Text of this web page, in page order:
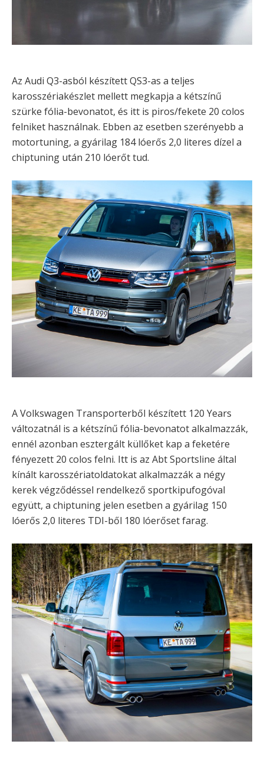
Az Audi Q3-asból készített QS3-as a teljes
karosszériakészlet mellett megkapja a kétszínű
szürke fólia-bevonatot, és itt is piros/fekete 20 colos
felniket használnak. Ebben az esetben szerényebb a
motortuning, a gyárilag 184 lóerős 2,0 literes dízel a
chiptuning után 210 lóerőt tud.
A Volkswagen Transporterből készített 120 Years
változatnál is a kétszínű fólia-bevonatot alkalmazzák,
ennél azonban esztergált küllőket kap a feketére
fényezett 20 colos felni. Itt is az Abt Sportsline által
kínált karosszériatoldatokat alkalmazzák a négy
kerek végződéssel rendelkező sportkipufogóval
együtt, a chiptuning jelen esetben a gyárilag 150
lóerős 2,0 literes TDI-ből 180 lóerőset farag.